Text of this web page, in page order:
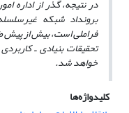
در نتیجه، گذر از اداره
برونداد شبکه
فراملی است، بیش از
تحقیقات بنیادی ـ
خواهد شد.
کلیدواژه‌ها